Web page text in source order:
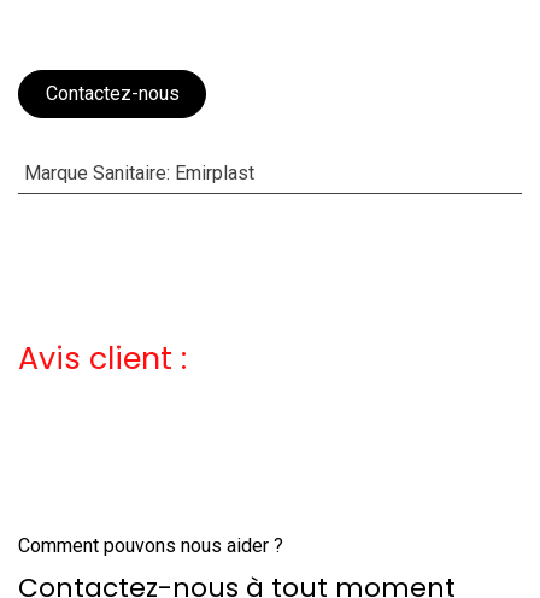
Contactez-nous
Marque Sanitaire: Emirplast
Avis client :
Comment pouvons nous aider ?
Contactez-nous à tout moment